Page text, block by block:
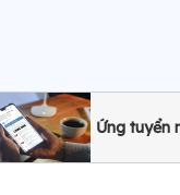
Ứng tuyển